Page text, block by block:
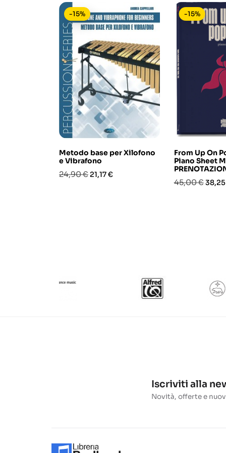
Metodo base per Xilofono
e Vibrafono
Prezzo
24,90 € Prezzo
21,17 €
-15%
From Up On
Piano Sheet
Prezzo
45,00 €
-15%
Iscriviti alla
Novità, offerte e